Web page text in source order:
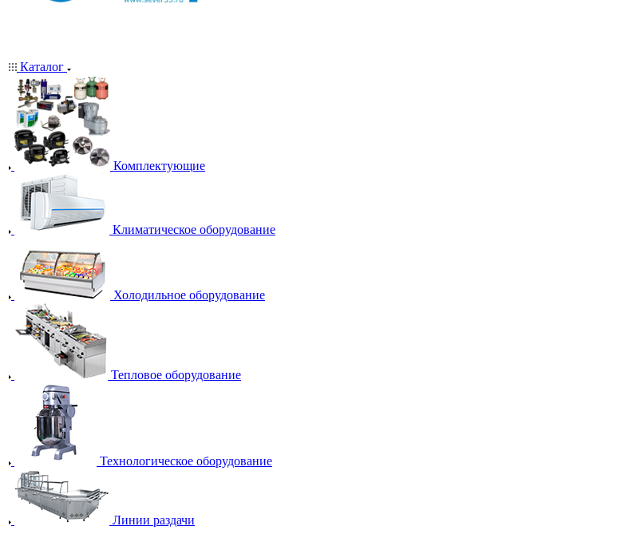
Каталог
Комплектующие
Климатическое оборудование
Холодильное оборудование
Тепловое оборудование
Технологическое оборудование
Линии раздачи